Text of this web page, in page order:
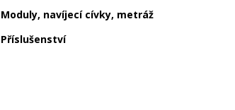
Moduly, navíjecí cívky, metráž
Příslušenství